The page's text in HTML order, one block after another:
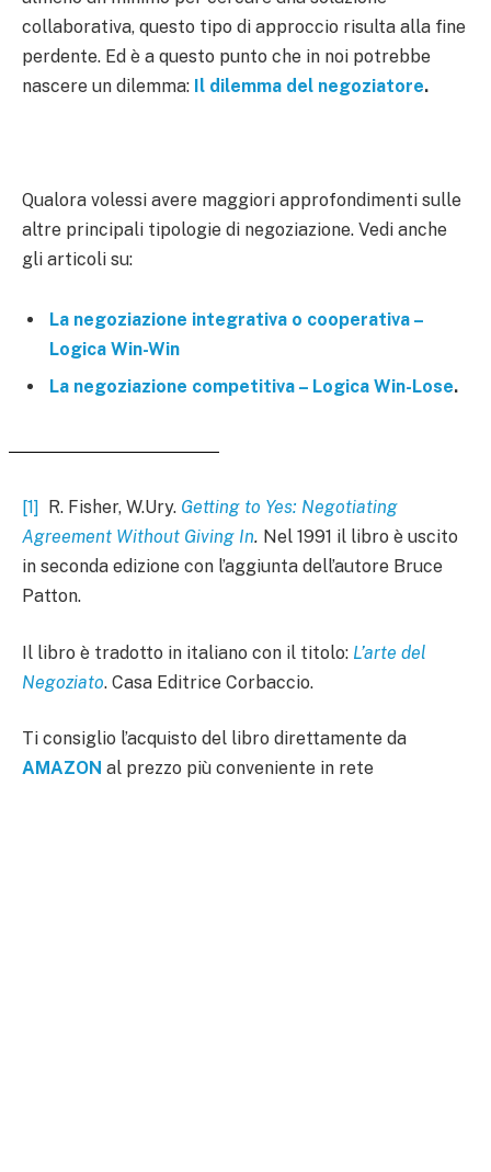
collaborativa, questo tipo di approccio risulta alla fine
perdente. Ed è a questo punto che in noi potrebbe
nascere un dilemma: Il dilemma del negoziatore.
Qualora volessi avere maggiori approfondimenti sulle
altre principali tipologie di negoziazione. Vedi anche
gli articoli su:
La negoziazione integrativa o cooperativa –
Logica Win-Win
La negoziazione competitiva – Logica Win-Lose.
[1] R. Fisher, W.Ury. Getting to Yes: Negotiating
Agreement Without Giving In. Nel 1991 il libro è uscito
in seconda edizione con l’aggiunta dell’autore Bruce
Patton.
Il libro è tradotto in italiano con il titolo: L’arte del
Negoziato. Casa Editrice Corbaccio.
Ti consiglio l’acquisto del libro direttamente da
AMAZON al prezzo più conveniente in rete